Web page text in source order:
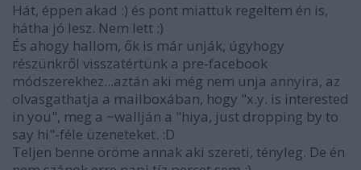
Hát, éppen akad :) és pont miattuk regeltem én is,
hátha jó lesz. Nem lett :)
És ahogy hallom, ők is már unják, úgyhogy
részünkről visszatértünk a pre-facebook
módszerekhez...aztán aki még nem unja annyira, az
olvasgathatja a mailboxában, hogy "x.y. is interested
in you", meg a ~wallján a "hiya, just dropping by to
say hi"-féle üzeneteket. :D
Teljen benne öröme annak aki szereti, tényleg. De én